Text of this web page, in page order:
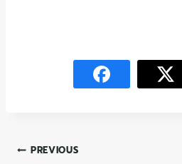
PREVIOUS